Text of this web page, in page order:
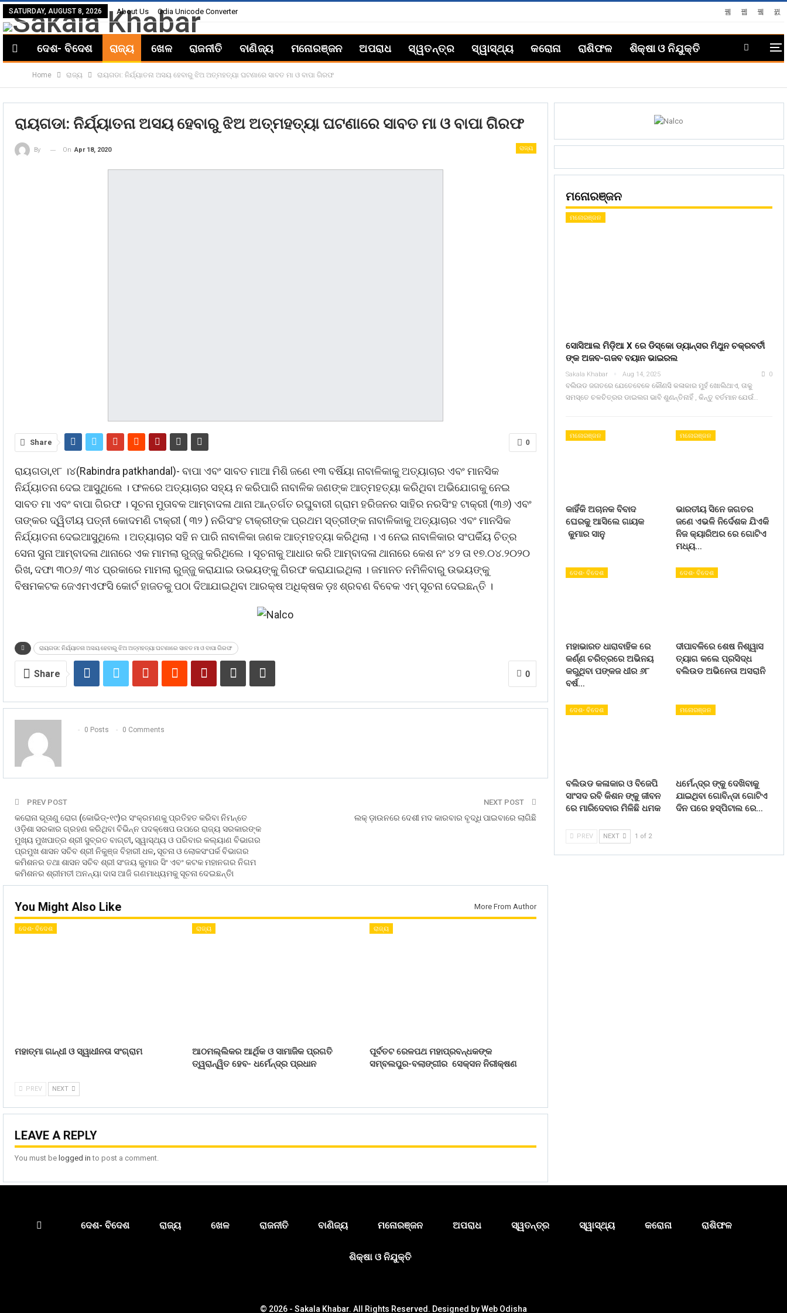
SATURDAY, AUGUST 8, 2026 About Us Odia Unicode Converter
ଦେଶ- ବିଦେଶ ରାଜ୍ୟ ଖେଳ ରାଜନୀତି ବାଣିଜ୍ୟ ମନୋରଞ୍ଜନ ଅପରାଧ ସ୍ୱତନ୍ତ୍ର ସ୍ୱାସ୍ଥ୍ୟ କରୋନା ରାଶିଫଳ ଶିକ୍ଷା ଓ ନିଯୁକ୍ତି
Home ରାଜ୍ୟ ରାୟଗଡା: ନିର୍ଯ୍ୟାତନା ଅସୟ ହେବାରୁ ଝିଅ ଅତ୍ମହତ୍ୟା ଘଟଣାରେ ସାବତ ମା ଓ ବାପା ଗିରଫ
ରାୟଗଡା: ନିର୍ଯ୍ୟାତନା ଅସୟ ହେବାରୁ ଝିଅ ଅତ୍ମହତ୍ୟା ଘଟଣାରେ ସାବତ ମା ଓ ବାପା ଗିରଫ
ରାଜ୍ୟ
By On Apr 18, 2020
0
Share
ରାୟଗଡା,୧୮ ।୪(Rabindra patkhandal)- ବାପା ଏବଂ ସାବତ ମାଆ ମିଶି ଜଣେ ୧୩ ବର୍ଷିୟା ନାବାଳିକାକୁ ଅତ୍ୟାଚାର ଏବଂ ମାନସିକ
ନିର୍ଯ୍ୟାତନା ଦେଇ ଆସୁଥିଲେ । ଫଳରେ ଅତ୍ୟାଚାର ସହ୍ୟ ନ କରିପାରି ନାବାଳିକ ଜଣଙ୍କ ଆତ୍ମହତ୍ୟା କରିଥିବା ଅଭିଯୋଗକୁ ନେଇ
ସାବତ ମା ଏବଂ ବାପା ଗିରଫ । ସୂଚନା ମୁତାବକ ଆମ୍ବାଦଳା ଥାନା ଆନ୍ତର୍ଗତ ରଘୁବାରୀ ଗ୍ରାମ ହରିଜନର ସାହିର ନରସିଂହ ଟାକ୍ରୀ (୩୬) ଏବଂ
ତାଙ୍କର ଦ୍ୱିତୀୟ ପତ୍ନୀ କୋଦମଣି ଟାକ୍ରୀ ( ୩୨ ) ନରିସଂହ ଟାକ୍ରୀଙ୍କ ପ୍ରଥମ ସ୍ତ୍ରୀଙ୍କ ନାବାଳିକାକୁ ଅତ୍ୟାଚାର ଏବଂ ମାନସିକ
ନିର୍ଯ୍ୟାତନା ଦେଇଆସୁଥିଲେ । ଅତ୍ୟାଚାର ସହି ନ ପାରି ନାବାଳିକା ଜଣକ ଆତ୍ମହତ୍ୟା କରିଥିଲା । ଏ ନେଇ ନାବାଳିକାର ସଂପର୍କିୟ ଚିତ୍ର
ସେନା ସୁନା ଆମ୍ବାଦଳା ଥାନାରେ ଏକ ମାମଲା ରୁଜ୍ଜୁ କରିଥିଲେ । ସୂଚନାକୁ ଆଧାର କରି ଆମ୍ବାଦଳା ଥାନାରେ କେଶ ନଂ ୪୨ ତା ୧୭.୦୪.୨୦୨୦
ରିଖ, ଦଫା ୩୦୬/ ୩୪ ପ୍ରକାରେ ମାମଲା ରୁଜ୍ଜୁ କରାଯାଇ ଉଭୟଙ୍କୁ ଗିରଫ କରାଯାଇଥିଲା । ଜମାନତ ନମିଳିବାରୁ ଉଭୟଙ୍କୁ
ବିଷମକଟକ ଜେଏମଏଫସି କୋର୍ଟ ହାଜତକୁ ପଠା ଦିଆଯାଇଥିବା ଆରକ୍ଷ ଅଧିକ୍ଷକ ଡ଼ଃ ଶ୍ରବଣ ବିବେକ ଏମ୍‌ ସୂଚନା ଦେଇଛନ୍ତି ।
ରାୟଗଡା: ନିର୍ଯ୍ୟାତନା ଅସୟ ହେବାରୁ ଝିଅ ଅତ୍ମହତ୍ୟା ଘଟଣାରେ ସାବତ ମା ଓ ବାପା ଗିରଫ
0
Share
0 Posts 0 Comments
PREV POST
କରୋନା ଭୂତାଣୁ ରୋଗ (କୋଭିଡ୍‍-୧୯)ର ସଂକ୍ରମଣକୁ ପ୍ରତିହତ କରିବା ନିମନ୍ତେ
ଓଡ଼ିଶା ସରକାର ଗ୍ରହଣ କରିଥିବା ବିଭିନ୍ନ ପଦକ୍ଷେପ ଉପରେ ରାଜ୍ୟ ସରକାରଙ୍କ
ମୁଖ୍ୟ ମୁଖପାତ୍ର ଶ୍ରୀ ସୁବ୍ରତ ବାଗ୍‍ଚୀ, ସ୍ୱାସ୍ଥ୍ୟ ଓ ପରିବାର କଲ୍ୟାଣ ବିଭାଗର
ପ୍ରମୁଖ ଶାସନ ସଚିବ ଶ୍ରୀ ନିକୁଞ୍ଜ ବିହାରୀ ଧଳ, ସୂଚନା ଓ ଲୋକସଂପର୍କ ବିଭାଗର
କମିଶନର ତଥା ଶାସନ ସଚିବ ଶ୍ରୀ ସଂଜୟ କୁମାର ସିଂ ଏବଂ କଟକ ମହାନଗର ନିଗମ
କମିଶନର ଶ୍ରୀମତୀ ଅନନ୍ୟା ଦାସ ଆଜି ଗଣମାଧ୍ୟମକୁ ସୂଚନା ଦେଇଛନ୍ତିା
NEXT POST
ଲକ୍‌ ଡ଼ାଉନରେ ଦେଶୀ ମଦ କାରବାର ବୃଦ୍ଧି ପାଇବାରେ ଲାଗିଛି
You Might Also Like More From Author
ଦେଶ- ବିଦେଶ
ମହାତ୍ମା ଗାନ୍ଧୀ ଓ ସ୍ୱାଧୀନତା ସଂଗ୍ରାମ
ରାଜ୍ୟ
ଆଠମଲ୍ଲିକର ଆର୍ଥିକ ଓ ସାମାଜିକ ପ୍ରଗତି
ତ୍ୱରାନ୍ୱିତ ହେବ- ଧର୍ମେନ୍ଦ୍ର ପ୍ରଧାନ
ରାଜ୍ୟ
ପୂର୍ବତଟ ରେଳପଥ ମହାପ୍ରବନ୍ଧକଙ୍କ
ସମ୍ବଲପୁର-ବଲାଙ୍ଗୀର ସେକ୍ସନ ନିରୀକ୍ଷଣ
PREV NEXT
LEAVE A REPLY
You must be logged in to post a comment.
ମନୋରଞ୍ଜନ
ମନୋରଞ୍ଜନ
ସୋସିଆଲ ମିଡ଼ିଆ X ରେ ଡିସ୍କୋ ଡ୍ୟାନ୍ସର ମିଥୁନ ଚକ୍ରବର୍ତୀ
ଙ୍କ ଅଜବ-ଗଜବ ବୟାନ ଭାଇରଲ
Sakala Khabar Aug 14, 2025 0
ବଲିଉଡ ଜଗତରେ ଯେତେବେଳେ କୌଣସି କଳାକାର ମୁହଁ ଖୋଲିଥାଏ, ତାକୁ
ସମସ୍ତେ ଚଳଚିତ୍ରର ଡାଇଲଗ ଭାବି ଶୁଣନ୍ତିନାହିଁ , କିନ୍ତୁ ବର୍ତମାନ ଯେଉଁ…
ମନୋରଞ୍ଜନ
କାହିଁକି ଅଚାନକ ବିବାଦ
ଘେରକୁ ଆସିଲେ ଗାୟକ
କୁମାର ସାନୁ
ମନୋରଞ୍ଜନ
ଭାରତୀୟ ସିନେ ଜଗତର
ଜଣେ ଏଭଳି ନିର୍ଦେଶକ ଯିଏକି
ନିଜ କ୍ୟାରିଅର ରେ ଗୋଟିଏ
ମଧ୍ୟ…
ଦେଶ- ବିଦେଶ
ମହାଭାରତ ଧାରାବାହିକ ରେ
କର୍ଣ୍ଣ ଚରିତ୍ରରେ ଅଭିନୟ
କରୁଥିବା ପଙ୍କଜ ଧୀର ୬୮
ବର୍ଷ…
ଦେଶ- ବିଦେଶ
ଦୀପାବଳିରେ ଶେଷ ନିଶ୍ୱାସ
ତ୍ୟାଗ କଲେ ପ୍ରସିଦ୍ଧ
ବଲିଉଡ ଅଭିନେତା ଅସରାନି
ଦେଶ- ବିଦେଶ
ବଲିଉଡ କଳାକାର ଓ ବିଜେପି
ସାଂସଦ ରବି କିଶନ ଙ୍କୁ ଜୀବନ
ରେ ମାରିଦେବାର ମିଳିଛି ଧମକ
ମନୋରଞ୍ଜନ
ଧର୍ମେନ୍ଦ୍ର ଙ୍କୁ ଦେଖିବାକୁ
ଯାଇଥିବା ଗୋବିନ୍ଦା ଗୋଟିଏ
ଦିନ ପରେ ହସ୍ପିଟାଲ ରେ…
PREV NEXT 1 of 2
ଦେଶ- ବିଦେଶ ରାଜ୍ୟ ଖେଳ ରାଜନୀତି ବାଣିଜ୍ୟ ମନୋରଞ୍ଜନ ଅପରାଧ ସ୍ୱତନ୍ତ୍ର ସ୍ୱାସ୍ଥ୍ୟ କରୋନା ରାଶିଫଳ
ଶିକ୍ଷା ଓ ନିଯୁକ୍ତି
© 2026 - Sakala Khabar. All Rights Reserved. Designed byWeb Odisha